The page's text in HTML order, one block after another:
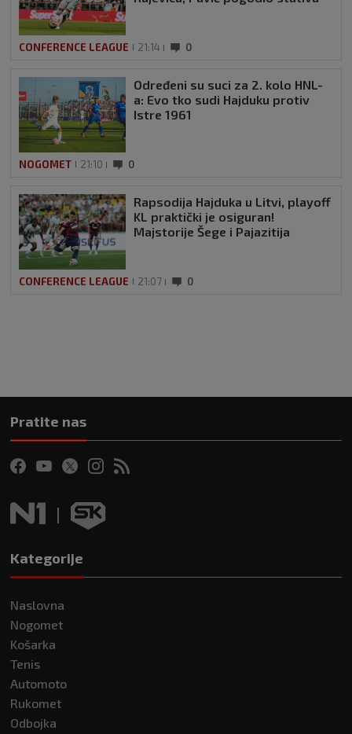
CONFERENCE LEAGUE 21:14 0
Određeni su suci za 2. kolo HNL-
a: Evo tko sudi Hajduku protiv
Istre 1961
NOGOMET 21:10 0
Rapsodija Hajduka u Litvi, playoff
KL praktički je osiguran!
Majstorije Šege i Pajazitija
CONFERENCE LEAGUE 21:07 0
Pratite nas
Kategorije
Naslovna
Nogomet
Košarka
Tenis
Automoto
Rukomet
Odbojka